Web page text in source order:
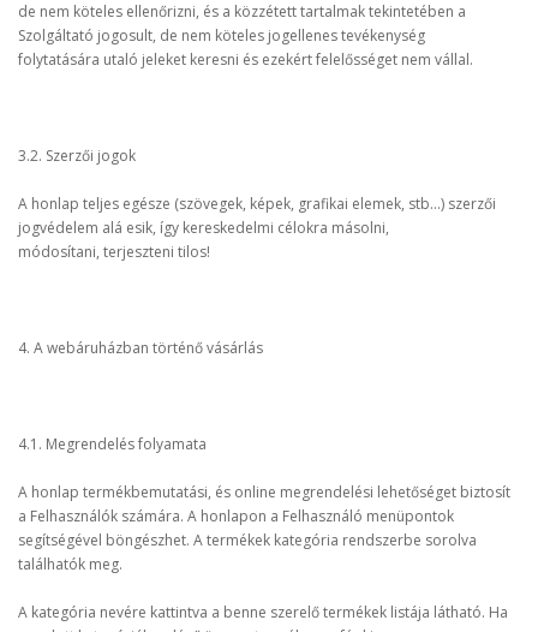
de nem köteles ellenőrizni, és a közzétett tartalmak tekintetében a
Szolgáltató jogosult, de nem köteles jogellenes tevékenység
folytatására utaló jeleket keresni és ezekért felelősséget nem vállal.
3.2. Szerzői jogok
A honlap teljes egésze (szövegek, képek, grafikai elemek, stb...) szerzői
jogvédelem alá esik, így kereskedelmi célokra másolni,
módosítani, terjeszteni tilos!
4. A webáruházban történő vásárlás
4.1. Megrendelés folyamata
A honlap termékbemutatási, és online megrendelési lehetőséget biztosít
a Felhasználók számára. A honlapon a Felhasználó menüpontok
segítségével böngészhet. A termékek kategória rendszerbe sorolva
találhatók meg.
A kategória nevére kattintva a benne szerelő termékek listája látható. Ha